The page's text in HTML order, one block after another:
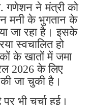
गणेशन ने मंत्री को
मनी के भुगतान के
जा रहा है। इसके
स्वचालित हो
के खातों में जमा
2026 के लिए
जा चुकी है।
भी चर्चा हुई।